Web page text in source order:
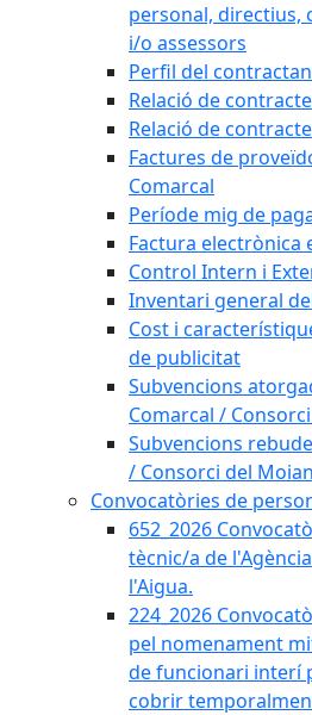
personal, directius,
i/o assessors
Perfil del
Relació de
Relació de
Factures de
Comarcal
Període mig de
Factura electrònica
Control Intern i
Inventari general
Cost i
de publicitat
Subvencions
Comarcal /
Subvencions
/ Consorci del
Convocatòries de
652_2026
tècnic/a de
l'Aigua.
224_2026
pel nomenament
de funcionari interí
cobrir